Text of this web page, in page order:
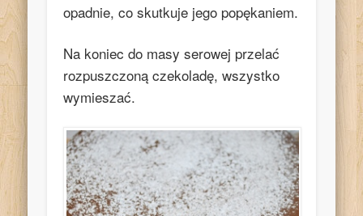
opadnie, co skutkuje jego popękaniem.
Na koniec do masy serowej przelać
rozpuszczoną czekoladę, wszystko
wymieszać.